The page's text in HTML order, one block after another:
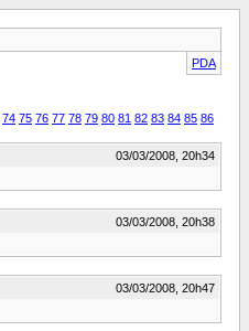
PDA
74 75 76 77 78 79 80 81 82 83 84 85 86
03/03/2008, 20h34
03/03/2008, 20h38
03/03/2008, 20h47